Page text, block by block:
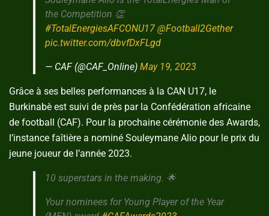
the Competition 👏
#TotalEnergiesAFCONU17 @Football2Gether
pic.twitter.com/dbvfDxFLgd
— CAF (@CAF_Online) May 19, 2023
Grâce à ses belles performances à la CAN U17, le
Burkinabè est suivi de près par la Confédération africaine
de football (CAF). Pour la prochaine cérémonie des Awards,
l’instance faîtière a nominé Souleymane Alio pour le prix du
jeune joueur de l’année 2023.
10 superstars in the making. 🌟
Your nominees for Young Player of the Year